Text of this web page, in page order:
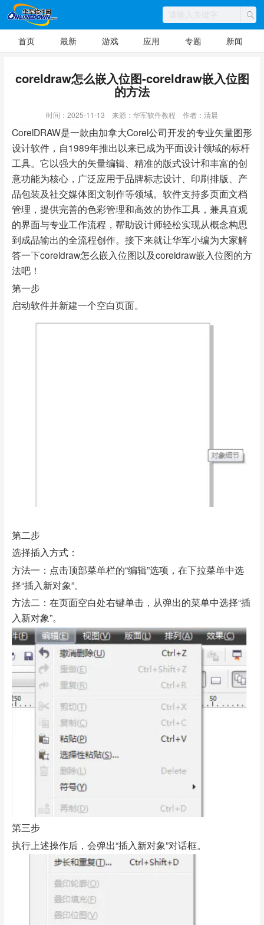
首页 最新 游戏 应用 专题 新闻
coreldraw怎么嵌入位图-coreldraw嵌入位图
的方法
时间：2025-11-13 来源：华军软件教程 作者：清晨
CorelDRAW是一款由加拿大Corel公司开发的专业矢量图形
设计软件，自1989年推出以来已成为平面设计领域的标杆
工具。它以强大的矢量编辑、精准的版式设计和丰富的创
意功能为核心，广泛应用于品牌标志设计、印刷排版、产
品包装及社交媒体图文制作等领域。软件支持多页面文档
管理，提供完善的色彩管理和高效的协作工具，兼具直观
的界面与专业工作流程，帮助设计师轻松实现从概念构思
到成品输出的全流程创作。接下来就让华军小编为大家解
答一下coreldraw怎么嵌入位图以及coreldraw嵌入位图的方
法吧！
第一步
启动软件并新建一个空白页面。
第二步
选择插入方式：
方法一：点击顶部菜单栏的“编辑”选项，在下拉菜单中选
择“插入新对象”。
方法二：在页面空白处右键单击，从弹出的菜单中选择“插
入新对象”。
第三步
执行上述操作后，会弹出“插入新对象”对话框。